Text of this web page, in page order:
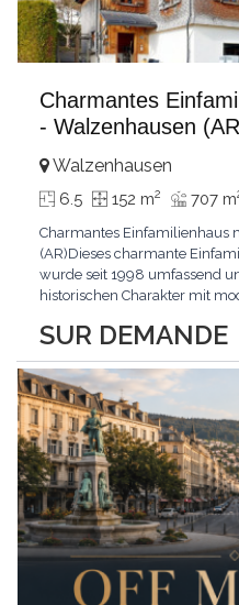
Charmantes
- Walzenhausen
SUR DEMANDE
Walzenhausen
6.5 152 m2 707 m
Charmantes Einfamilienhaus
(AR)Dieses charmante
wurde seit 1998 umfassend
historischen Charakter mit
Walzenhausen überzeugt
Erreichbarkeit und ein